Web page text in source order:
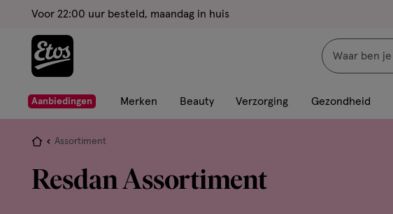
ga
de
hoofd
ga
naar
de
ga
naar
Voor 22:00 uur besteld, maandag in huis
Zoeken
met
dit
Aanbiedingen Merken Beauty Verzorging Gezondheid
Je
hier:
Assortiment
Resdan Assortiment